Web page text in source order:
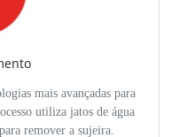
mais avançadas para
utiliza jatos de água
remover a sujeira.